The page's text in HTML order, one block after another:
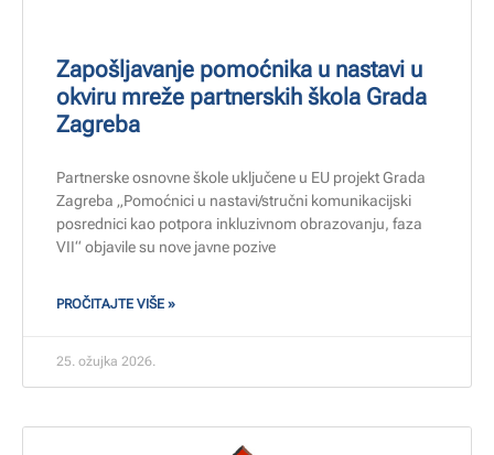
Zapošljavanje pomoćnika u nastavi u
okviru mreže partnerskih škola Grada
Zagreba
Partnerske osnovne škole uključene u EU projekt Grada
Zagreba „Pomoćnici u nastavi/stručni komunikacijski
posrednici kao potpora inkluzivnom obrazovanju, faza
VII“ objavile su nove javne pozive
PROČITAJTE VIŠE »
25. ožujka 2026.